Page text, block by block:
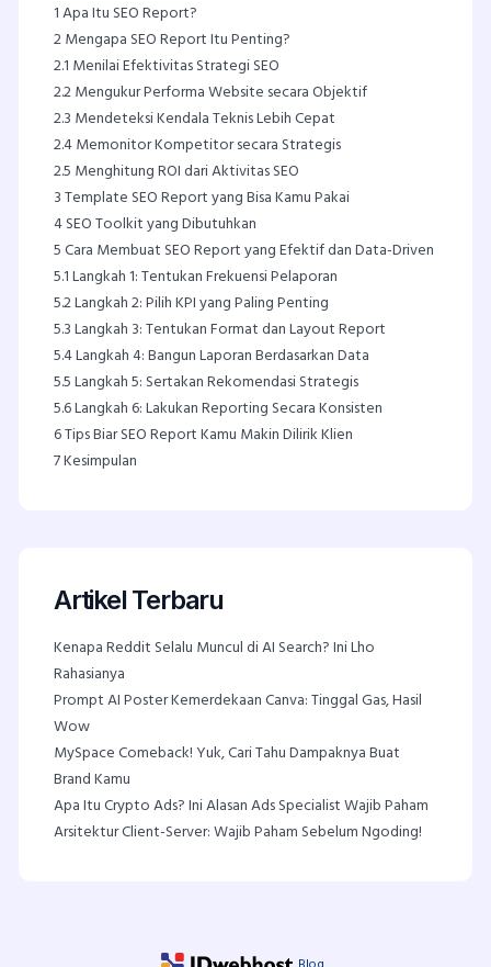
1Apa Itu SEO Report?
2Mengapa SEO Report Itu Penting?
2.1 Menilai Efektivitas Strategi SEO
2.2Mengukur Performa Website secara Objektif
2.3 Mendeteksi Kendala Teknis Lebih Cepat
2.4Memonitor Kompetitor secara Strategis
2.5 Menghitung ROI dari Aktivitas SEO
3Template SEO Report yang Bisa Kamu Pakai
4SEO Toolkit yang Dibutuhkan
5Cara Membuat SEO Report yang Efektif dan Data-Driven
5.1Langkah 1: Tentukan Frekuensi Pelaporan
5.2Langkah 2: Pilih KPI yang Paling Penting
5.3Langkah 3: Tentukan Format dan Layout Report
5.4Langkah 4: Bangun Laporan Berdasarkan Data
5.5Langkah 5: Sertakan Rekomendasi Strategis
5.6Langkah 6: Lakukan Reporting Secara Konsisten
6Tips Biar SEO Report Kamu Makin Dilirik Klien
7Kesimpulan
Artikel Terbaru
Kenapa Reddit Selalu Muncul di AI Search? Ini Lho
Rahasianya
Prompt AI Poster Kemerdekaan Canva: Tinggal Gas, Hasil
Wow
MySpace Comeback! Yuk, Cari Tahu Dampaknya Buat
Brand Kamu
Apa Itu Crypto Ads? Ini Alasan Ads Specialist Wajib Paham
Arsitektur Client-Server: Wajib Paham Sebelum Ngoding!